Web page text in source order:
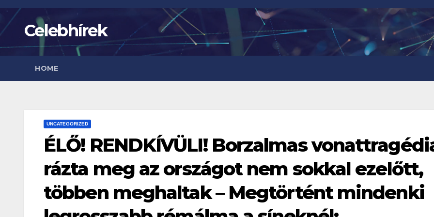
Skip
content Celebhírek
HOME
UNCATEGORIZED
ÉLŐ! RENDKÍVÜLI! Borzalmas
rázta meg az országot nem sokkal ezelőtt,
többen meghaltak – Megtörtént mindenki